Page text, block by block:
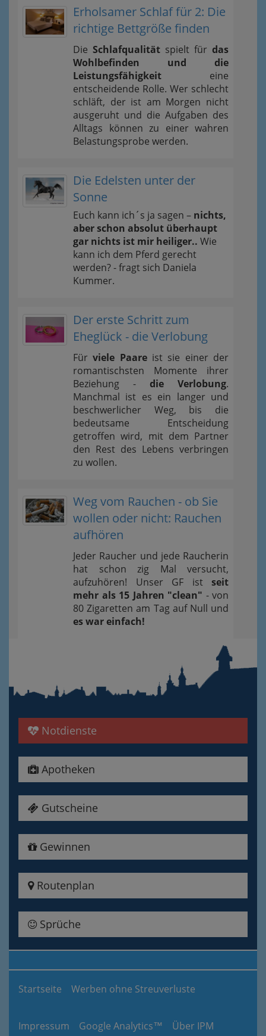
Erholsamer Schlaf für 2: Die
richtige Bettgröße finden
Die Schlafqualität spielt für das
Wohlbefinden und die
Leistungsfähigkeit eine
entscheidende Rolle. Wer schlecht
schläft, der ist am Morgen nicht
ausgeruht und die Aufgaben des
Alltags können zu einer wahren
Belastungsprobe werden.
Die Edelsten unter der
Sonne
Euch kann ich´s ja sagen – nichts,
aber schon absolut überhaupt
gar nichts ist mir heiliger.. Wie
kann ich dem Pferd gerecht
werden? - fragt sich Daniela
Kummer.
Der erste Schritt zum
Eheglück - die Verlobung
Fürviele Paareist sie einer der
romantischsten Momente ihrer
Beziehung - die Verlobung.
Manchmal ist es ein langer und
beschwerlicher Weg, bis die
bedeutsame Entscheidung
getroffen wird, mit dem Partner
den Rest des Lebens verbringen
zu wollen.
Weg vom Rauchen - ob Sie
wollen oder nicht: Rauchen
aufhören
Jeder Raucher und jede Raucherin
hat schon zig Mal versucht,
aufzuhören! Unser GF ist seit
mehr als 15 Jahren "clean" - von
80 Zigaretten am Tag auf Null und
es war einfach!
Notdienste
Apotheken
Gutscheine
Gewinnen
Routenplan
Sprüche
Startseite Werben ohne Streuverluste
Impressum Google Analytics™ Über IPM